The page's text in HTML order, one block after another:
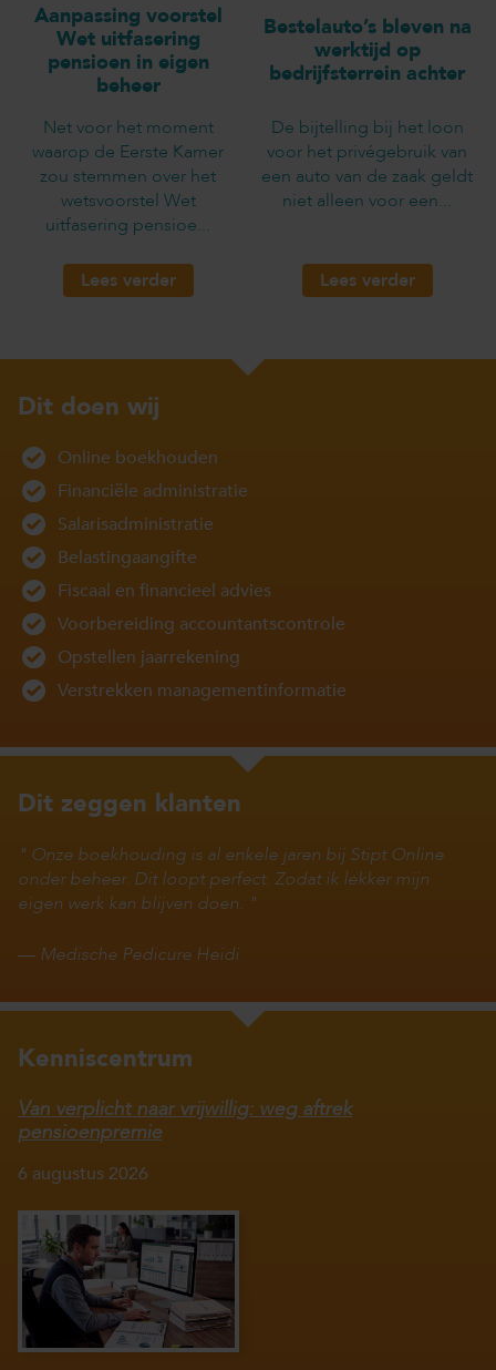
Aanpassing voorstel
Wet uitfasering
pensioen in eigen
beheer
Net voor het moment
waarop de Eerste Kamer
zou stemmen over het
wetsvoorstel Wet
uitfasering pensioe...
Lees verder
Bestelauto’s bleven na
werktijd op
bedrijfsterrein achter
De bijtelling bij het loon
voor het privégebruik van
een auto van de zaak geldt
niet alleen voor een...
Lees verder
Dit doen wij
Online boekhouden
Financiële administratie
Salarisadministratie
Belastingaangifte
Fiscaal en financieel advies
Voorbereiding accountantscontrole
Opstellen jaarrekening
Verstrekken managementinformatie
Dit zeggen klanten
Onze boekhouding is al enkele jaren bij Stipt Online
onder beheer. Dit loopt perfect. Zodat ik lekker mijn
eigen werk kan blijven doen.
— Medische Pedicure Heidi
Kenniscentrum
Van verplicht naar vrijwillig: weg aftrek
pensioenpremie
6 augustus 2026